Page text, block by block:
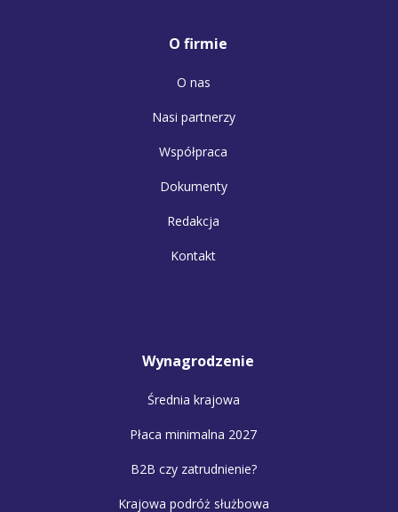
O firmie
O nas
Nasi partnerzy
Współpraca
Dokumenty
Redakcja
Kontakt
Wynagrodzenie
Średnia krajowa
Płaca minimalna 2027
B2B czy zatrudnienie?
Krajowa podróż służbowa